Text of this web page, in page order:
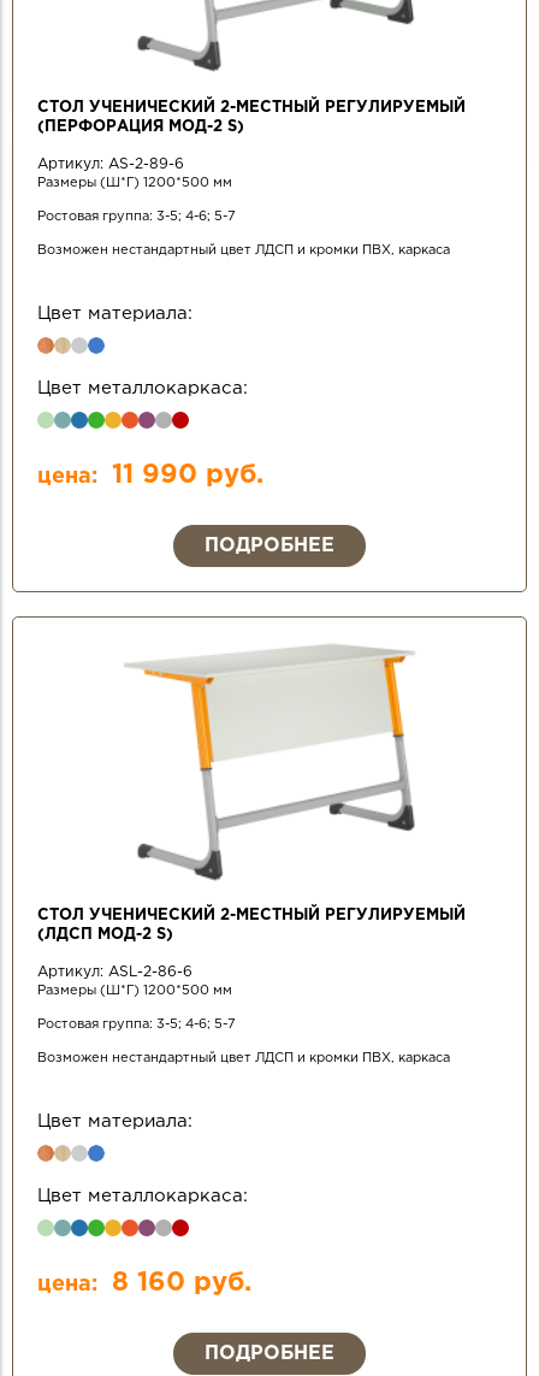
СТОЛ УЧЕНИЧЕСКИЙ 2-МЕСТНЫЙ РЕГУЛИРУЕМЫЙ
(ПЕРФОРАЦИЯ МОД-2 S)
Артикул: AS-2-89-6
Размеры (Ш*Г) 1200*500 мм
Ростовая группа: 3-5; 4-6; 5-7
Возможен нестандартный цвет ЛДСП и кромки ПВХ, каркаса
Цвет материала:
Цвет металлокаркаса:
цена: 11 990 руб.
ПОДРОБНЕЕ
СТОЛ УЧЕНИЧЕСКИЙ 2-МЕСТНЫЙ РЕГУЛИРУЕМЫЙ
(ЛДСП МОД-2 S)
Артикул: ASL-2-86-6
Размеры (Ш*Г) 1200*500 мм
Ростовая группа: 3-5; 4-6; 5-7
Возможен нестандартный цвет ЛДСП и кромки ПВХ, каркаса
Цвет материала:
Цвет металлокаркаса:
цена: 8 160 руб.
ПОДРОБНЕЕ